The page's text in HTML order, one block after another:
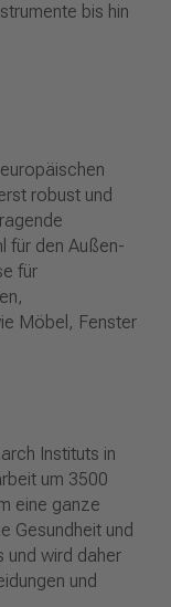
bis hin
robust und
für den Außen-
für
Möbel, Fenster
Instituts in
um 3500
eine ganze
Gesundheit und
und wird daher
und